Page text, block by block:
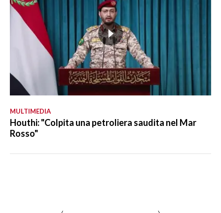
MULTIMEDIA
Houthi: "Colpita una petroliera saudita nel Mar
Rosso"